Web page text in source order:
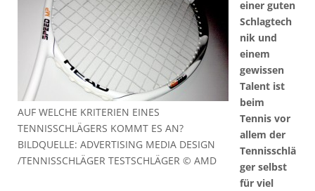
AUF WELCHE KRITERIEN EINES
TENNISSCHLÄGERS KOMMT ES AN?
BILDQUELLE: ADVERTISING MEDIA DESIGN
/TENNISSCHLÄGER TESTSCHLÄGER © AMD
einer guten
Schlagtech
nik und
einem
gewissen
Talent ist
beim
Tennis vor
allem der
Tennisschlä
ger selbst
für viel